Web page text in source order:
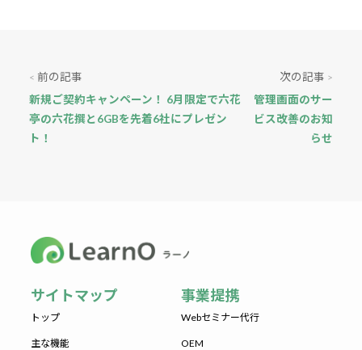
< 前の記事
新規ご契約キャンペーン！ 6月限定で六花
亭の六花撰と6GBを先着6社にプレゼン
ト！
次の記事 >
管理画面のサー
ビス改善のお知
らせ
サイトマップ
トップ
主な機能
事業提携
Webセミナー代行
OEM